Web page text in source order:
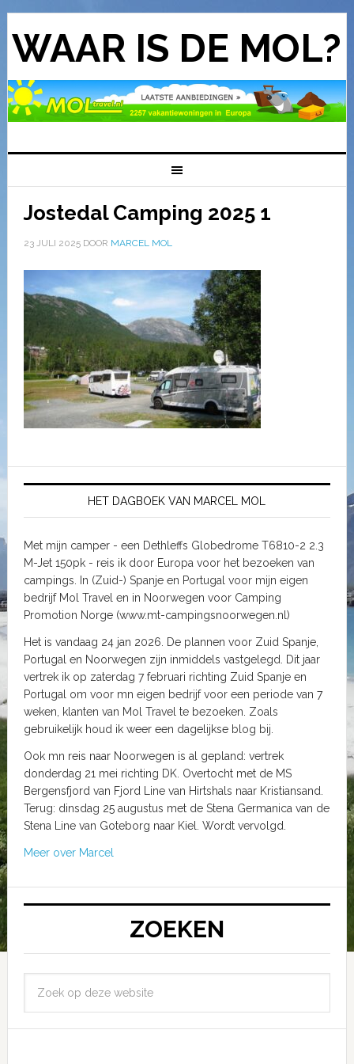
WAAR IS DE MOL?
Jostedal Camping 2025 1
23 JULI 2025DOOR MARCEL MOL
HET DAGBOEK VAN MARCEL MOL
Met mijn camper - een Dethleffs Globedrome T6810-2 2.3
M-Jet 150pk - reis ik door Europa voor het bezoeken van
campings. In (Zuid-) Spanje en Portugal voor mijn eigen
bedrijf Mol Travel en in Noorwegen voor Camping
Promotion Norge (www.mt-campingsnoorwegen.nl)
Het is vandaag 24 jan 2026. De plannen voor Zuid Spanje,
Portugal en Noorwegen zijn inmiddels vastgelegd. Dit jaar
vertrek ik op zaterdag 7 februari richting Zuid Spanje en
Portugal om voor mn eigen bedrijf voor een periode van 7
weken, klanten van Mol Travel te bezoeken. Zoals
gebruikelijk houd ik weer een dagelijkse blog bij.
Ook mn reis naar Noorwegen is al gepland: vertrek
donderdag 21 mei richting DK. Overtocht met de MS
Bergensfjord van Fjord Line van Hirtshals naar Kristiansand.
Terug: dinsdag 25 augustus met de Stena Germanica van de
Stena Line van Goteborg naar Kiel. Wordt vervolgd.
Meer over Marcel
ZOEKEN